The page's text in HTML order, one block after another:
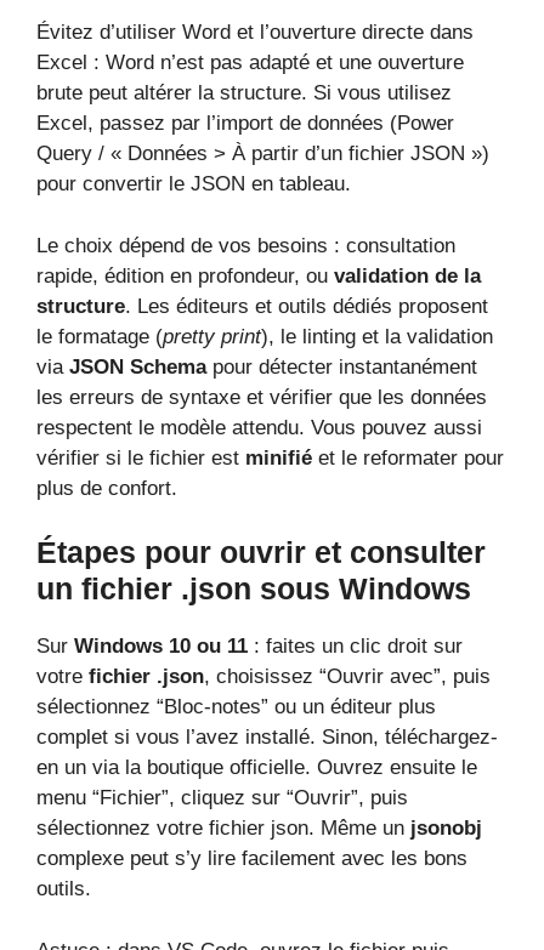
Évitez d’utiliser Word et l’ouverture directe dans
Excel : Word n’est pas adapté et une ouverture
brute peut altérer la structure. Si vous utilisez
Excel, passez par l’import de données (Power
Query / « Données > À partir d’un fichier JSON »)
pour convertir le JSON en tableau.
Le choix dépend de vos besoins : consultation
rapide, édition en profondeur, ou validation de la
structure. Les éditeurs et outils dédiés proposent
le formatage (pretty print), le linting et la validation
via JSON Schemapour détecter instantanément
les erreurs de syntaxe et vérifier que les données
respectent le modèle attendu. Vous pouvez aussi
vérifier si le fichier est minifié et le reformater pour
plus de confort.
Étapes pour ouvrir et consulter
un fichier .json sous Windows
Sur Windows 10 ou 11 : faites un clic droit sur
votre fichier .json, choisissez “Ouvrir avec”, puis
sélectionnez “Bloc-notes” ou un éditeur plus
complet si vous l’avez installé. Sinon, téléchargez-
en un via la boutique officielle. Ouvrez ensuite le
menu “Fichier”, cliquez sur “Ouvrir”, puis
sélectionnez votre fichier json. Même un jsonobj
complexe peut s’y lire facilement avec les bons
outils.